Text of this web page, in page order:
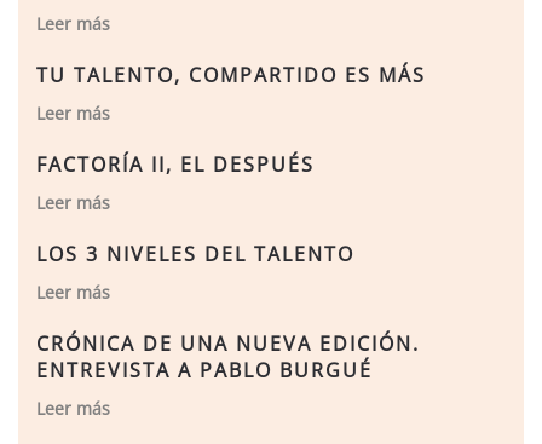
Leer más
TU TALENTO, COMPARTIDO ES MÁS
Leer más
FACTORÍA II, EL DESPUÉS
Leer más
LOS 3 NIVELES DEL TALENTO
Leer más
CRÓNICA DE UNA NUEVA EDICIÓN.
ENTREVISTA A PABLO BURGUÉ
Leer más